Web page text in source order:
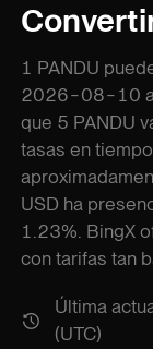
1 PANDU
2026-08-10 a
que 5 PANDU
tasas en
USD ha
1.23%. BingX
con tarifas tan
Última
(UTC)